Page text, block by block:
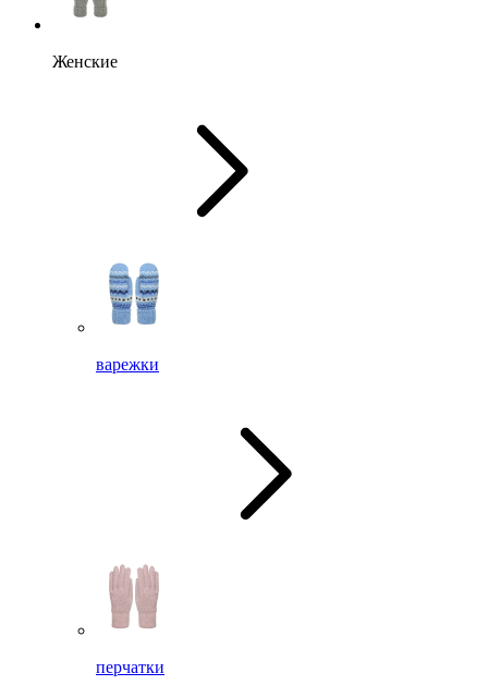
Женские
варежки
перчатки